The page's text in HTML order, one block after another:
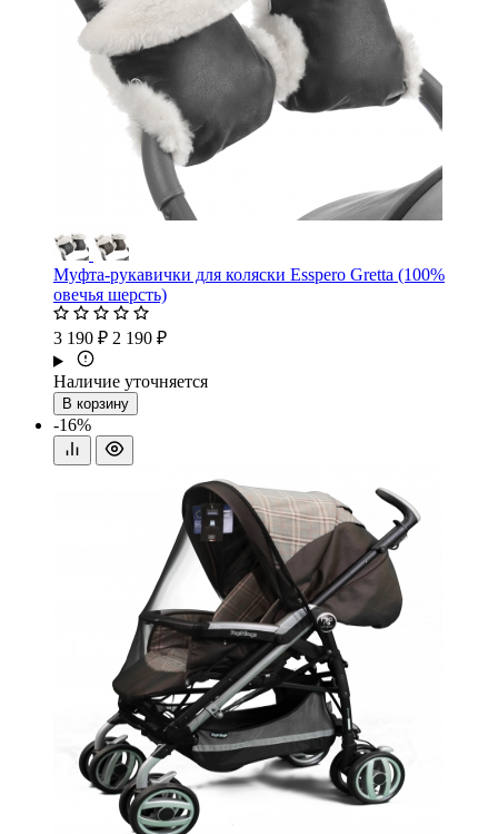
Муфта-рукавички для коляски Esspero Gretta (100%
овечья шерсть)
3 190 ₽ 2 190 ₽
Наличие уточняется
В корзину
-16%